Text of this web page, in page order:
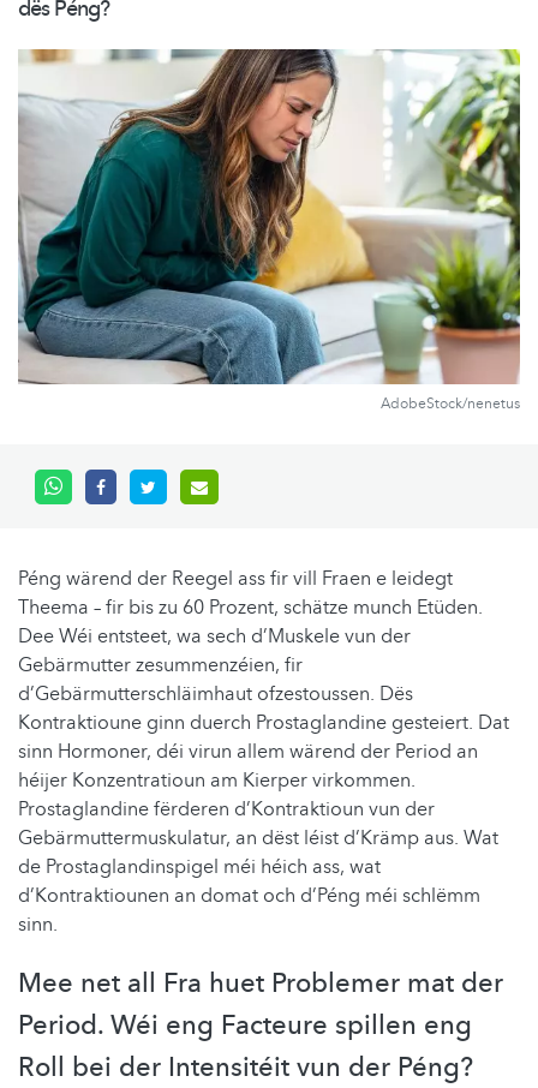
dës Péng?
AdobeStock/nenetus
Péng wärend der Reegel ass fir vill Fraen e leidegt
Theema – fir bis zu ​​60 Prozent, schätze munch Etüden.
Dee Wéi entsteet, wa sech d’Muskele vun der
Gebärmutter zesummenzéien, fir
d’Gebärmutterschläimhaut ofzestoussen. Dës
Kontraktioune ginn duerch Prostaglandine gesteiert. Dat
sinn Hormoner, déi virun allem wärend der Period an
héijer Konzentratioun am Kierper virkommen.
Prostaglandine fërderen d’Kontraktioun vun der
Gebärmuttermuskulatur, an dëst léist d’Krämp aus. Wat
de Prostaglandinspigel méi héich ass, wat
d’Kontraktiounen an domat och d’Péng méi schlëmm
sinn.
Mee net all Fra huet Problemer mat der
Period. Wéi eng Facteure spillen eng
Roll bei der Intensitéit vun der Péng?